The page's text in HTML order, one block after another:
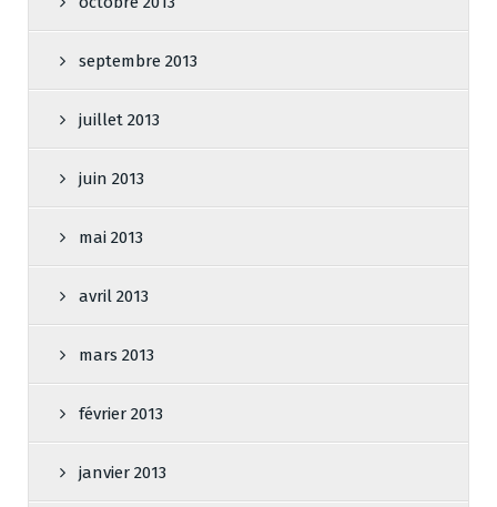
septembre 2013
juillet 2013
juin 2013
mai 2013
avril 2013
mars 2013
février 2013
janvier 2013